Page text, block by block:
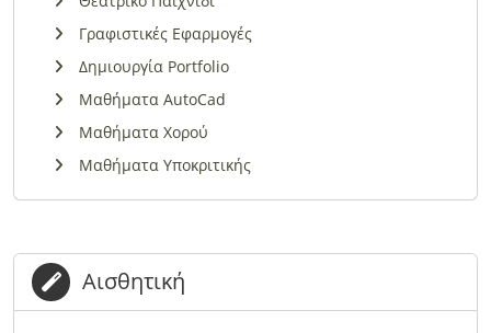
Γραφιστικές Εφαρμογές
Δημιουργία Portfolio
Μαθήματα AutoCad
Μαθήματα Χορού
Μαθήματα Υποκριτικής
Αισθητική